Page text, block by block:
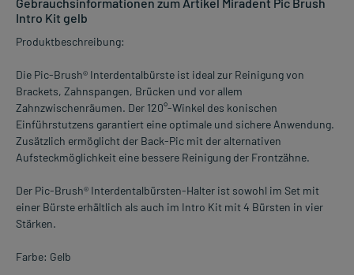
Intro Kit gelb
Produktbeschreibung:
Die Pic-Brush® Interdentalbürste ist ideal zur Reinigung von
Brackets, Zahnspangen, Brücken und vor allem
Zahnzwischenräumen. Der 120°-Winkel des konischen
Einführstutzens garantiert eine optimale und sichere Anwendung.
Zusätzlich ermöglicht der Back-Pic mit der alternativen
Aufsteckmöglichkeit eine bessere Reinigung der Frontzähne.
Der Pic-Brush® Interdentalbürsten-Halter ist sowohl im Set mit
einer Bürste erhältlich als auch im Intro Kit mit 4 Bürsten in vier
Stärken.
Farbe: Gelb